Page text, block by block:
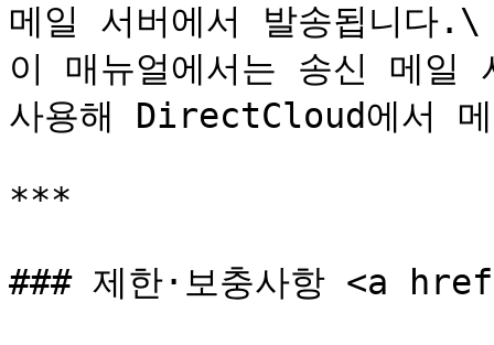
메일 서버에서 발송됩니다.\
이 매뉴얼에서는 송신 메일
사용해 DirectCloud에서 메
***
### 제한·보충사항 <a